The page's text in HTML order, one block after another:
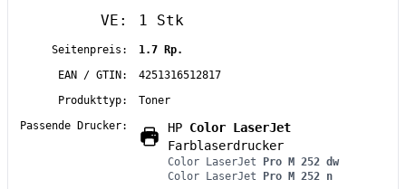
VE: 1 Stk
Seitenpreis:
1.7 Rp.
EAN / GTIN:
4251316512817
Produkttyp:
Toner
Passende Drucker:
HP Color LaserJet
Farblaserdrucker
Color LaserJet Pro M 252 dw
Color LaserJet Pro M 252 n